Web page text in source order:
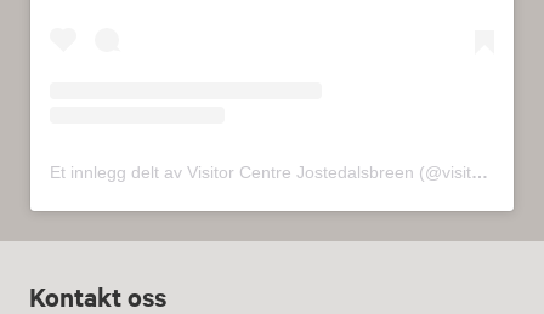
Et innlegg delt av Visitor Centre Jostedalsbreen (@visitorcenterjostedalsbreen)
Kontakt oss